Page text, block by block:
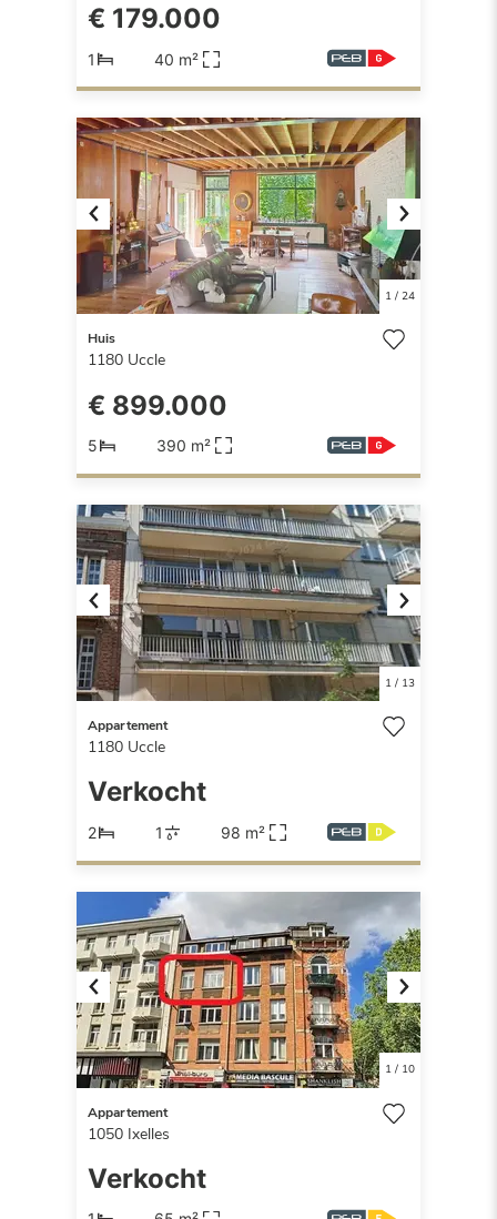
€ 179.000
1 40 m²
Previous Next
1/ 24
Huis
1180 Uccle
€ 899.000
5 390 m²
Previous Next
1/ 13
Appartement
1180 Uccle
Verkocht
2 1 98 m²
Previous Next
1/ 10
Appartement
1050 Ixelles
Verkocht